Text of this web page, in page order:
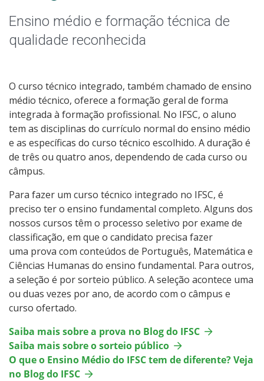
Especialização
Todos os cursos
Processo de Inscrição
Resultados Vagas Remanescentes
Como posso estudar no IFSC?
Calendário de inscrições
Processos Seletivos
Cotas
Inscrições e acompanhamento
Ensino médio e formação técnica de
qualidade reconhecida
O curso técnico integrado, também chamado de ensino
médio técnico, oferece a formação geral de forma
integrada à formação profissional. No IFSC, o aluno
tem as disciplinas do currículo normal do ensino médio
e as específicas do curso técnico escolhido. A duração é
de três ou quatro anos, dependendo de cada curso ou
câmpus.
Para fazer um curso técnico integrado no IFSC, é
preciso ter o ensino fundamental completo. Alguns dos
nossos cursos têm o processo seletivo por exame de
classificação, em que o candidato precisa fazer
uma prova com conteúdos de Português, Matemática e
Ciências Humanas do ensino fundamental. Para outros,
a seleção é por sorteio público. A seleção acontece uma
ou duas vezes por ano, de acordo com o câmpus e
curso ofertado.
Saiba mais sobre a prova no Blog do IFSC
Saiba mais sobre o sorteio público
O que o Ensino Médio do IFSC tem de diferente? Veja
no Blog do IFSC